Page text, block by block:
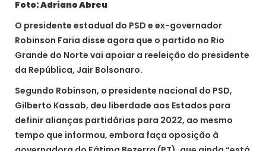
Foto: Adriano Abreu
O presidente estadual do PSD e ex-governador
Robinson Faria disse agora que o partido no Rio
Grande do Norte vai apoiar a reeleição do presidente
da República, Jair Bolsonaro.
Segundo Robinson, o presidente nacional do PSD,
Gilberto Kassab, deu liberdade aos Estados para
definir alianças partidárias para 2022, ao mesmo
tempo que informou, embora faça oposição à